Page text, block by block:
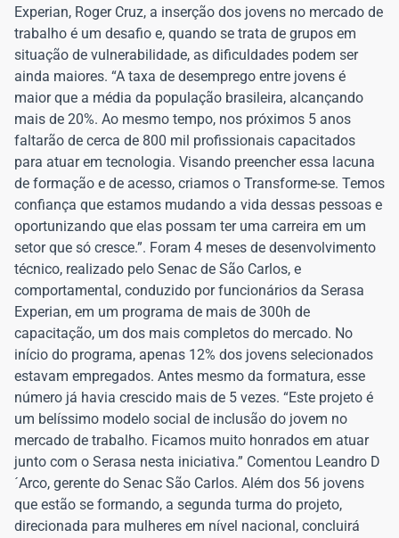
Experian, Roger Cruz, a inserção dos jovens no mercado de
trabalho é um desafio e, quando se trata de grupos em
situação de vulnerabilidade, as dificuldades podem ser
ainda maiores. “A taxa de desemprego entre jovens é
maior que a média da população brasileira, alcançando
mais de 20%. Ao mesmo tempo, nos próximos 5 anos
faltarão de cerca de 800 mil profissionais capacitados
para atuar em tecnologia. Visando preencher essa lacuna
de formação e de acesso, criamos o Transforme-se. Temos
confiança que estamos mudando a vida dessas pessoas e
oportunizando que elas possam ter uma carreira em um
setor que só cresce.”. Foram 4 meses de desenvolvimento
técnico, realizado pelo Senac de São Carlos, e
comportamental, conduzido por funcionários da Serasa
Experian, em um programa de mais de 300h de
capacitação, um dos mais completos do mercado. No
início do programa, apenas 12% dos jovens selecionados
estavam empregados. Antes mesmo da formatura, esse
número já havia crescido mais de 5 vezes. “Este projeto é
um belíssimo modelo social de inclusão do jovem no
mercado de trabalho. Ficamos muito honrados em atuar
junto com o Serasa nesta iniciativa.” Comentou Leandro D
´Arco, gerente do Senac São Carlos. Além dos 56 jovens
que estão se formando, a segunda turma do projeto,
direcionada para mulheres em nível nacional, concluirá